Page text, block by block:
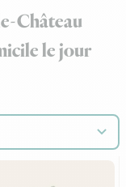
Château
le jour